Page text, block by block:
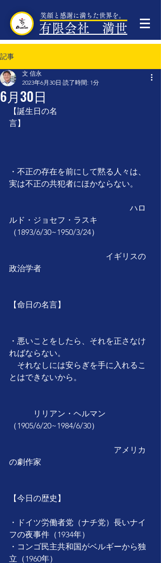
笑顔と感謝に満ちた世界を。
有限会社 満世
記事
6月30日
文 信永
2023年6月30日 読了時間: 1分
【誕生日の名
言】
・不正の存在を前にして黙る人々は、
実は不正の共犯者にほかならない。
ハロ
ルド・ジョセフ・ラスキ
（1893/6/30~1950/3/24）
イギリスの
政治学者
【命日の名言】
・悪いことをしたら、それを正さなけ
ればならない。
それなしには安らぎを手に入れるこ
とはできないから。
リリアン・ヘルマン
（1905/6/20~1984/6/30）
アメリカ
の劇作家
【今日の歴史】
・ドイツ労働者党（ナチ党）長いナイ
フの夜事件（1934年）
・コンゴ民主共和国がベルギーから独
立（1960年）